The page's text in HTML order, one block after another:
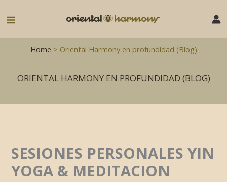
Main
MenuHome > Oriental Harmony en profundidad (Blog)
ORIENTAL HARMONY EN PROFUNDIDAD (BLOG)
SESIONES PERSONALES YIN
YOGA & MEDITACION